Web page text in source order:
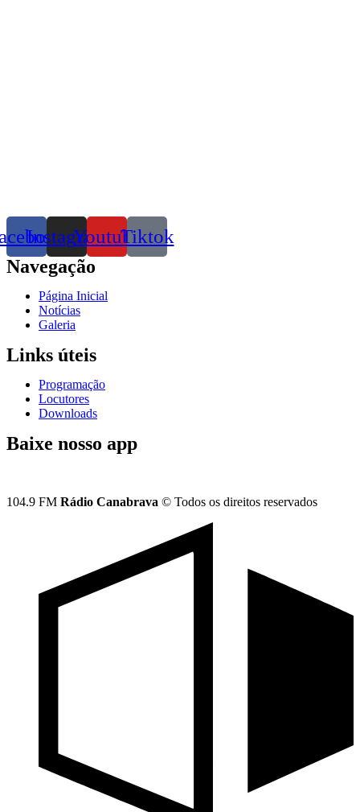
InstagramYoutubeTiktok
Navegação
Página Inicial
Notícias
Galeria
Links úteis
Programação
Locutores
Downloads
Baixe nosso app
104.9 FM Rádio Canabrava © Todos os direitos reservados